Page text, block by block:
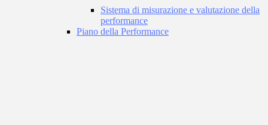
Sistema di misurazione e valutazione della
performance
Piano della Performance